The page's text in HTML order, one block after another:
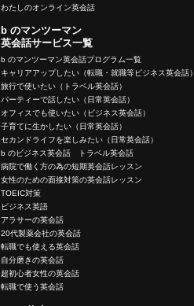
わたしのオンライン英会話
b のマンツーマン
英会話サービス一覧
b のマンツーマン英会話プログラム一覧
キャリアアップしたい（転職・就職等ビジネス英会話）
旅行で使いたい（トラベル英会話）
パーティーで話したい（日常英会話）
オフィスでも使いたい（ビジネス英会話）
子育てに生かしたい（日常英会話）
セカンドライフを楽しみたい（日常英会話）
b のビジネス英会話 トラベル英会話
病院で働く方の為の短期英会話レッスン
女性のための面接対策の英会話レッスン
TOEIC対策
ビジネス英語
アラサーの英会話
20代製薬会社の英会話
転職でも使える英会話
自分磨きの英会話
超初心者女性の英会話
転職で使う英会話